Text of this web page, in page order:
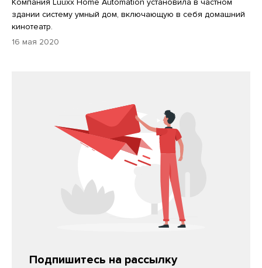
Компания Luuxx Home Automation установила в частном
здании систему умный дом, включающую в себя домашний
кинотеатр.
16 мая 2020
Подпишитесь на рассылку